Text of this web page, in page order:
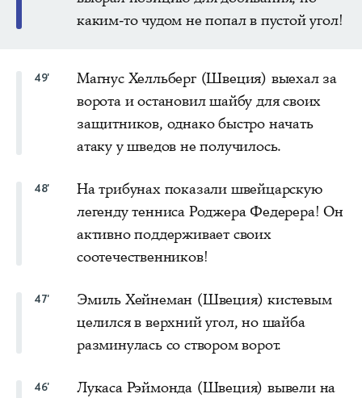
каким-то чудом не попал в пустой угол!
49'
Магнус Хелльберг (Швеция) выехал за
ворота и остановил шайбу для своих
защитников, однако быстро начать
атаку у шведов не получилось.
48'
На трибунах показали швейцарскую
легенду тенниса Роджера Федерера! Он
активно поддерживает своих
соотечественников!
47'
Эмиль Хейнеман (Швеция) кистевым
целился в верхний угол, но шайба
разминулась со створом ворот.
46'
Лукаса Рэймонда (Швеция) вывели на